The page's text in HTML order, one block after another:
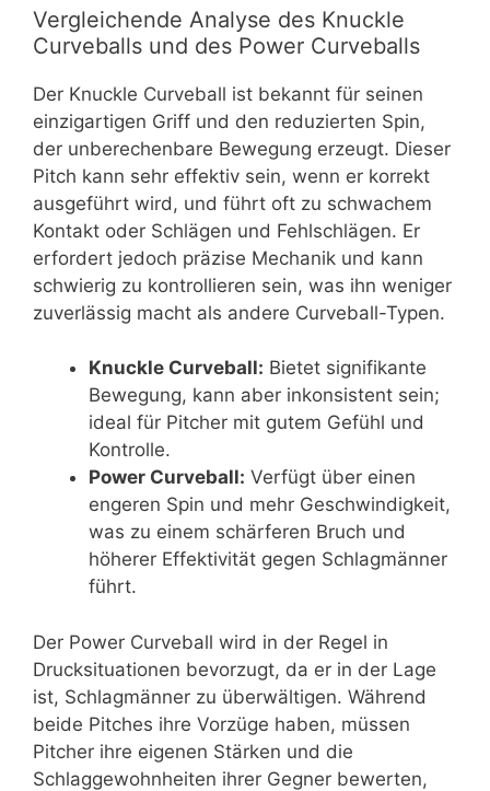
Vergleichende Analyse des Knuckle
Curveballs und des Power Curveballs
Der Knuckle Curveball ist bekannt für seinen
einzigartigen Griff und den reduzierten Spin,
der unberechenbare Bewegung erzeugt. Dieser
Pitch kann sehr effektiv sein, wenn er korrekt
ausgeführt wird, und führt oft zu schwachem
Kontakt oder Schlägen und Fehlschlägen. Er
erfordert jedoch präzise Mechanik und kann
schwierig zu kontrollieren sein, was ihn weniger
zuverlässig macht als andere Curveball-Typen.
Knuckle Curveball: Bietet signifikante
Bewegung, kann aber inkonsistent sein;
ideal für Pitcher mit gutem Gefühl und
Kontrolle.
Power Curveball: Verfügt über einen
engeren Spin und mehr Geschwindigkeit,
was zu einem schärferen Bruch und
höherer Effektivität gegen Schlagmänner
führt.
Der Power Curveball wird in der Regel in
Drucksituationen bevorzugt, da er in der Lage
ist, Schlagmänner zu überwältigen. Während
beide Pitches ihre Vorzüge haben, müssen
Pitcher ihre eigenen Stärken und die
Schlaggewohnheiten ihrer Gegner bewerten,